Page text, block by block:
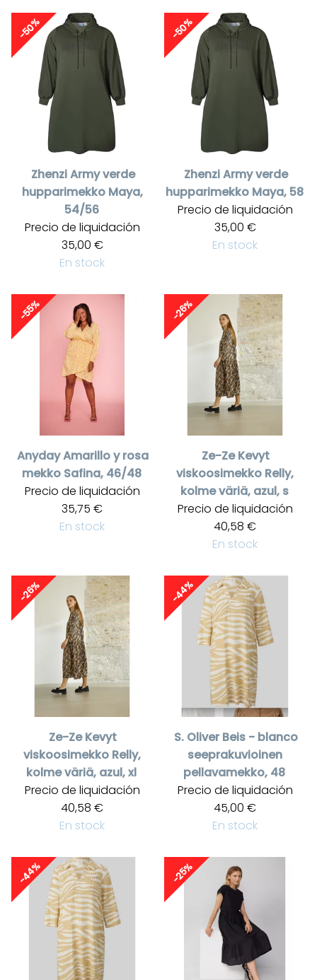
-50%
ZhenziArmy verde
hupparimekko Maya,
54/56
Precio de liquidación
35,00 €
En stock
-50%
ZhenziArmy verde
hupparimekko Maya, 58
Precio de liquidación
35,00 €
En stock
-55%
AnydayAmarillo y rosa
mekko Safina, 46/48
Precio de liquidación
35,75 €
En stock
-26%
Ze-Ze Kevyt
viskoosimekko Relly,
kolme väriä, azul, s
Precio de liquidación
40,58 €
En stock
-26%
Ze-Ze Kevyt
viskoosimekko Relly,
kolme väriä, azul, xl
Precio de liquidación
40,58 €
En stock
-44%
S. Oliver Beis - blanco
seeprakuvioinen
pellavamekko, 48
Precio de liquidación
45,00 €
En stock
-44% -25%